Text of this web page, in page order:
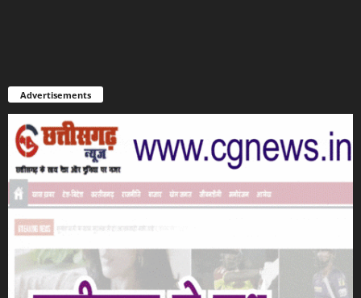
Advertisements